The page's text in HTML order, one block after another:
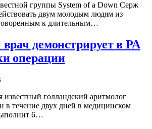
группы System of a Down Серж
двум молодым людям из
к длительным…
демонстрирует в РА
операции
известный голландский аритмолог
в течение двух дней в медицинском
6…